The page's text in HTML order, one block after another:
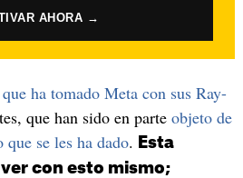
AHORA →
ha tomado Meta con sus Ray-
que han sido en parte objeto de
se les ha dado.
Esta
con esto mismo;